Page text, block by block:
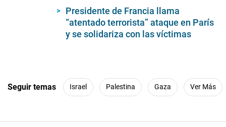
Presidente de Francia llama
“atentado terrorista” ataque en París
y se solidariza con las víctimas
Seguir temas Israel Palestina Gaza Ver Más